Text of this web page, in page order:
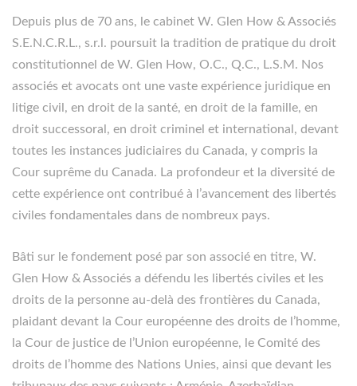
Depuis plus de 70 ans, le cabinet W. Glen How & Associés
S.E.N.C.R.L., s.r.l. poursuit la tradition de pratique du droit
constitutionnel de W. Glen How, O.C., Q.C., L.S.M. Nos
associés et avocats ont une vaste expérience juridique en
litige civil, en droit de la santé, en droit de la famille, en
droit successoral, en droit criminel et international, devant
toutes les instances judiciaires du Canada, y compris la
Cour suprême du Canada. La profondeur et la diversité de
cette expérience ont contribué à l’avancement des libertés
civiles fondamentales dans de nombreux pays.
Bâti sur le fondement posé par son associé en titre, W.
Glen How & Associés a défendu les libertés civiles et les
droits de la personne au-delà des frontières du Canada,
plaidant devant la Cour européenne des droits de l’homme,
la Cour de justice de l’Union européenne, le Comité des
droits de l’homme des Nations Unies, ainsi que devant les